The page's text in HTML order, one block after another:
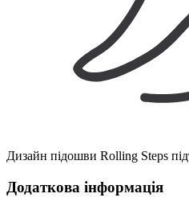
Дизайн підошви Rolling Steps
Додаткова інформація